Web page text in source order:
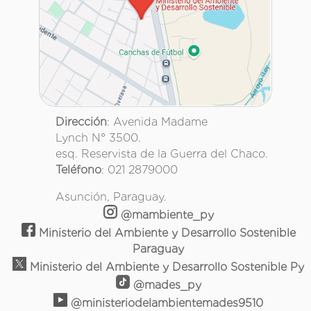
Dirección: Avenida Madame
Lynch N° 3500.
esq. Reservista de la Guerra del Chaco.
Teléfono: 021 2879000
Asunción, Paraguay.
@mambiente_py
Ministerio del Ambiente y Desarrollo Sostenible
Paraguay
Ministerio del Ambiente y Desarrollo Sostenible Py
@mades_py
@ministeriodelambientemades9510